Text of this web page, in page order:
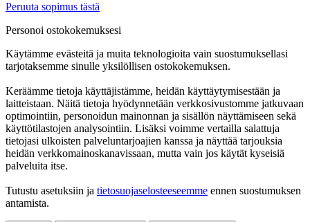
Peruuta sopimus tästä
Personoi ostokokemuksesi
Käytämme evästeitä ja muita teknologioita vain suostumuksellasi
tarjotaksemme sinulle yksilöllisen ostokokemuksen.
Keräämme tietoja käyttäjistämme, heidän käyttäytymisestään ja
laitteistaan. Näitä tietoja hyödynnetään verkkosivustomme jatkuvaan
optimointiin, personoidun mainonnan ja sisällön näyttämiseen sekä
käyttötilastojen analysointiin. Lisäksi voimme vertailla salattuja
tietojasi ulkoisten palveluntarjoajien kanssa ja näyttää tarjouksia
heidän verkkomainoskanavissaan, mutta vain jos käytät kyseisiä
palveluita itse.
Tutustu asetuksiin ja tietosuojaselosteeseemme ennen suostumuksen
antamista.